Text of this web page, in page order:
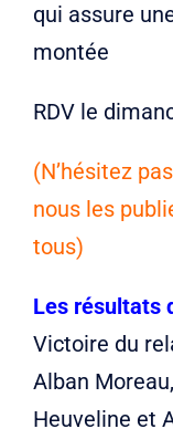
qui assure
montée
RDV le
(N’hésitez
nous les
tous)
Les résultats
Victoire du
Alban
Heuveline et